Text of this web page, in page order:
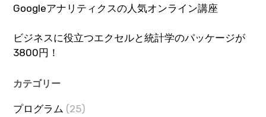
Googleアナリティクスの人気オンライン講座
ビジネスに役立つエクセルと統計学のパッケージが
3800円！
カテゴリー
プログラム (25)